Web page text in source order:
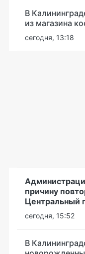
В
из магазина
сегодня, 13:18
причину
Центральный
сегодня, 15:52
В